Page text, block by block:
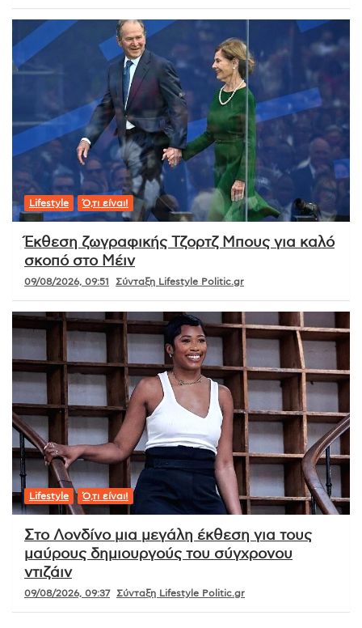
Lifestyle Ό,τι είναι!
Έκθεση ζωγραφικής Τζορτζ Μπους για καλό
σκοπό στο Μέιν
09/08/2026, 09:51 Σύνταξη Lifestyle Politic.gr
Lifestyle Ό,τι είναι!
Στο Λονδίνο μια μεγάλη έκθεση για τους
μαύρους δημιουργούς του σύγχρονου
ντιζάιν
09/08/2026, 09:37 Σύνταξη Lifestyle Politic.gr